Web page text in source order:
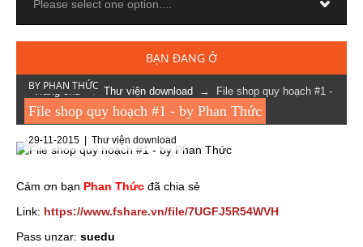
BẠN ĐANG Ở
Trang chủ → Thư viện download → File shop quy hoạch #1 -
by Phan Thức
BY PHAN THỨC
File shop quy hoạch #1 - by Phan Thức
29-11-2015 | Thư viện download
Cám ơn bạn Phan Thức đã chia sẻ
Link: https://www.fshare.vn/file/7UGFJ5R54WVH
Pass unzar: suedu